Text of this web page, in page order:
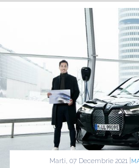
Marti, 07 Decembrie 2021 |